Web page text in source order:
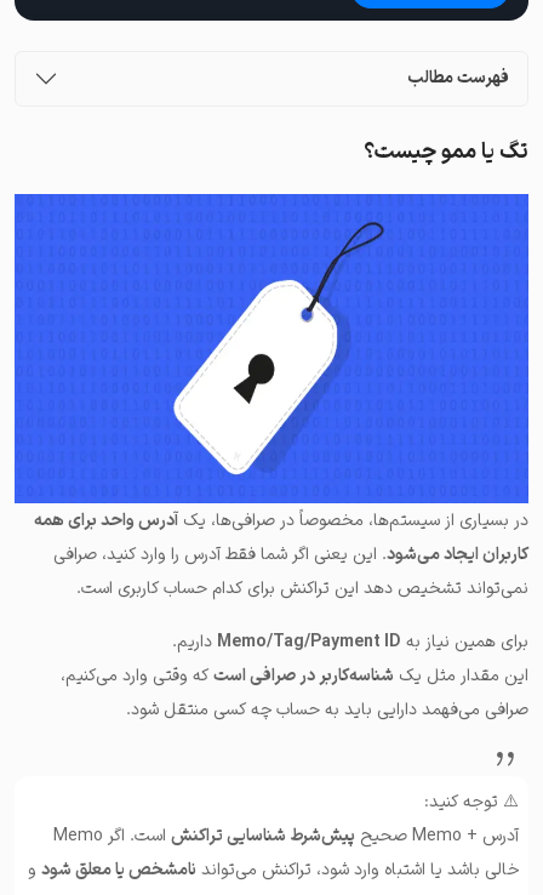
فهرست مطالب
تگ یا ممو چیست؟
در بسیاری از سیستم‌ها، مخصوصاً در صرافی‌ها، یک آدرس واحد برای همه
کاربران ایجاد می‌شود. این یعنی اگر شما فقط آدرس را وارد کنید، صرافی
نمی‌تواند تشخیص دهد این تراکنش برای کدام حساب کاربری است.
برای همین نیاز به Memo/Tag/Payment ID داریم.
این مقدار مثل یک شناسه‌کاربر در صرافی استکه وقتی وارد می‌کنیم،
صرافی می‌فهمد دارایی باید به حساب چه کسی منتقل شود.
⚠️ توجه کنید:
آدرس + Memo صحیح
پیش‌شرط شناسایی تراکنش
است. اگر Memo
خالی باشد یا اشتباه وارد شود، تراکنش می‌تواند نامشخص یا معلق شود و